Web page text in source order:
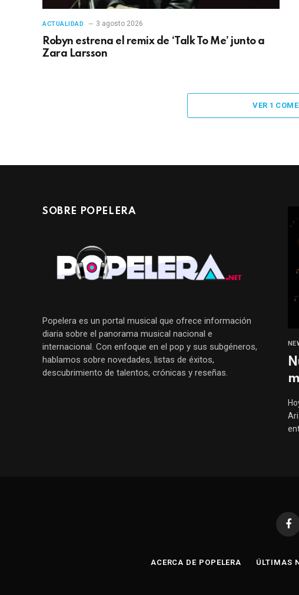
ACTUALIDAD 3 agosto 2026
Robyn estrena el remix de ‘Talk To Me’ junto a
Zara Larsson
VER 1
SOBRE POPELERA
Popelera es un portal musical que ofrece información
diaria sobre el panorama musical nacional e
internacional. Con enfoque en el pop y sus subgéneros,
hablamos sobre novedades, listas de éxitos,
descubrimiento de talentos, crónicas y reseñas.
ACERCA DE POPELERA ÚLTIMAS